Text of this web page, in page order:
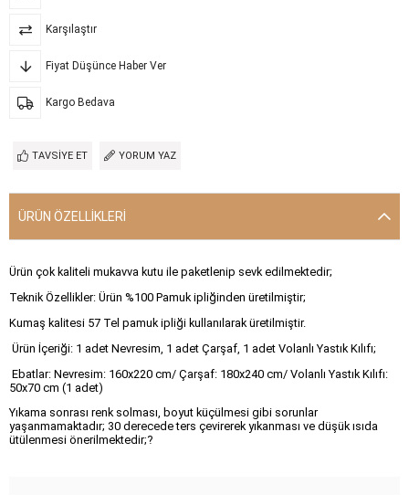
Karşılaştır
Fiyat Düşünce Haber Ver
Kargo Bedava
TAVSIYE ET YORUM YAZ
ÜRÜN ÖZELLIKLERI
Ürün çok kaliteli mukavva kutu ile paketlenip sevk edilmektedir;
Teknik Özellikler: Ürün %100 Pamuk ipliğinden üretilmiştir;
Kumaş kalitesi 57 Tel pamuk ipliği kullanılarak üretilmiştir.
Ürün İçeriği: 1 adet Nevresim, 1 adet Çarşaf, 1 adet Volanlı Yastık Kılıfı;
Ebatlar: Nevresim: 160x220 cm/ Çarşaf: 180x240 cm/ Volanlı Yastık Kılıfı:
50x70 cm (1 adet)
Yıkama sonrası renk solması, boyut küçülmesi gibi sorunlar
yaşanmamaktadır; 30 derecede ters çevirerek yıkanması ve düşük ısıda
ütülenmesi önerilmektedir;?